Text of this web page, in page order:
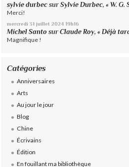
sylvie durbec surSylvie Durbec, « W. G.
Merci!
mercredi 31 juillet 2024 19h16
Michel Santo surClaude Roy, « Déjà
Magnifique !
Catégories
Anniversaires
Arts
Au jour le jour
Blog
Chine
Écrivains
Édition
En fouillant ma bibliothèque